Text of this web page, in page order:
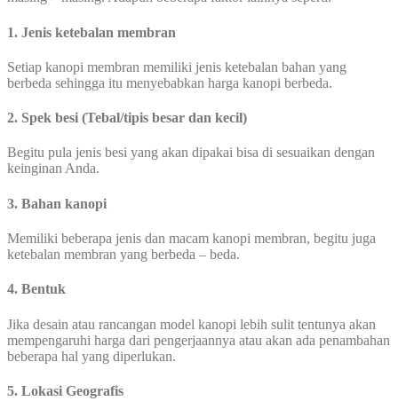
1. Jenis ketebalan membran
Setiap kanopi membran memiliki jenis ketebalan bahan yang
berbeda sehingga itu menyebabkan harga kanopi berbeda.
2. Spek besi (Tebal/tipis besar dan kecil)
Begitu pula jenis besi yang akan dipakai bisa di sesuaikan dengan
keinginan Anda.
3. Bahan kanopi
Memiliki beberapa jenis dan macam kanopi membran, begitu juga
ketebalan membran yang berbeda – beda.
4. Bentuk
Jika desain atau rancangan model kanopi lebih sulit tentunya akan
mempengaruhi harga dari pengerjaannya atau akan ada penambahan
beberapa hal yang diperlukan.
5. Lokasi Geografis